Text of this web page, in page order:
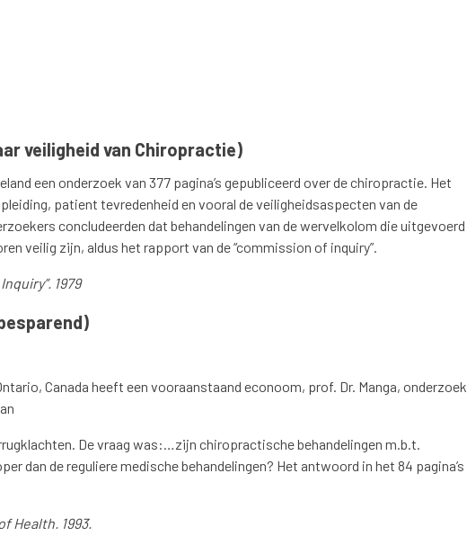
veiligheid van Chiropractie)
een onderzoek van 377 pagina’s gepubliceerd over de chiropractie. Het
patient tevredenheid en vooral de veiligheidsaspecten van de
concludeerden dat behandelingen van de wervelkolom die uitgevoerd
veilig zijn, aldus het rapport van de “commission of inquiry”.
1979
Canada heeft een vooraanstaand econoom, prof. Dr. Manga, onderzoek
De vraag was:…zijn chiropractische behandelingen m.b.t.
dan de reguliere medische behandelingen? Het antwoord in het 84 pagina’s
Health. 1993.